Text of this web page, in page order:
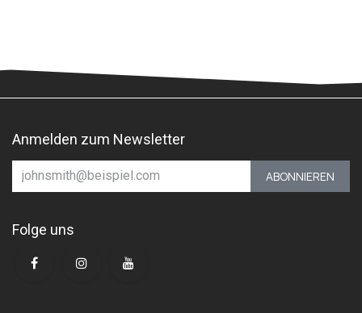
Anmelden zum Newsletter
ABONNIEREN
Folge uns